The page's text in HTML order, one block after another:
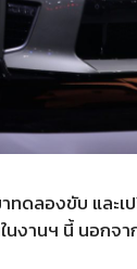
ทดลองขับ และ
งานฯ นี้ นอกจา